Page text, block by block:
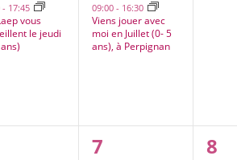
- 17:45
vous
le jeudi
09:00- 16:30
Viens jouer avec
moi en Juillet (0- 5
ans), à Perpignan
1
7
0
8